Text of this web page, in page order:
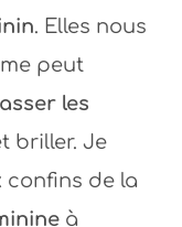
. Elles nous
peut
les
briller. Je
confins de la
à